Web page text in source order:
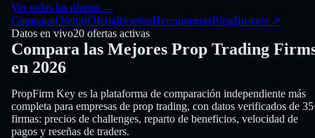
Ver todas las ofertas →
CompararOfertasOfertaReseñasHerramientasBlogBrokers ↗
Datos en vivo20 ofertas activas
Compara las Mejores Prop Trading
en 2026
PropFirm Key es la plataforma de comparación independiente más
completa para empresas de prop trading, con datos verificados de
firmas: precios de challenges, reparto de beneficios, velocidad de
pagos y reseñas de traders.